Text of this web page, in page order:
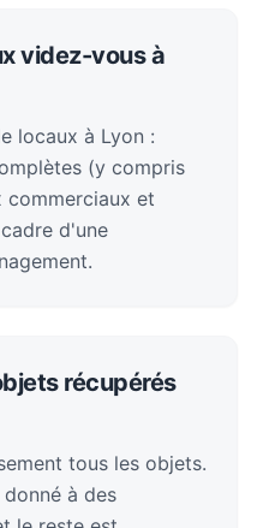
videz-vous à
locaux à Lyon :
(y compris
commerciaux et
d'une
récupérés
tous les objets.
à des